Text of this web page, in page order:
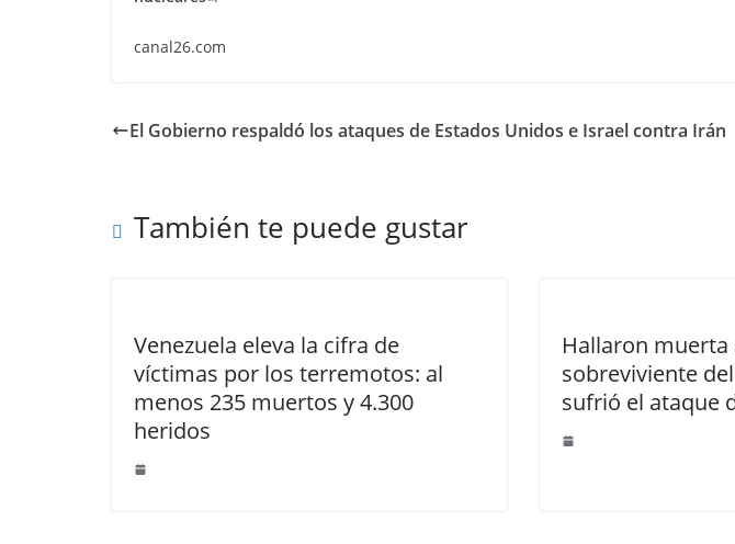
canal26.com
El Gobierno respaldó los ataques de Estados Unidos e Israel contra Irán
También te puede gustar
Venezuela eleva la cifra de
víctimas por los terremotos: al
menos 235 muertos y 4.300
heridos
Hallaron muerta
sobreviviente
sufrió el ataque